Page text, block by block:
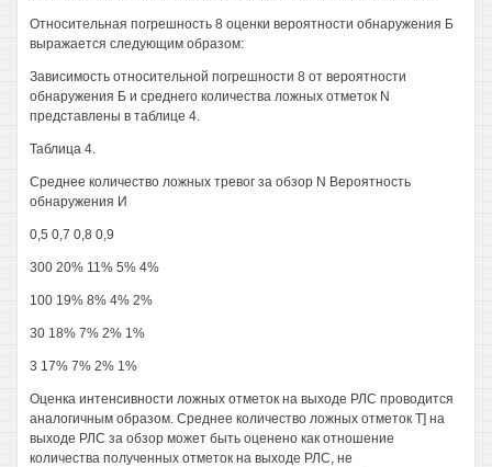
Относительная погрешность 8 оценки вероятности обнаружения Б
выражается следующим образом:
Зависимость относительной погрешности 8 от вероятности
обнаружения Б и среднего количества ложных отметок N
представлены в таблице 4.
Таблица 4.
Среднее количество ложных тревог за обзор N Вероятность
обнаружения И
0,5 0,7 0,8 0,9
300 20% 11% 5% 4%
100 19% 8% 4% 2%
30 18% 7% 2% 1%
3 17% 7% 2% 1%
Оценка интенсивности ложных отметок на выходе РЛС проводится
аналогичным образом. Среднее количество ложных отметок Т] на
выходе РЛС за обзор может быть оценено как отношение
количества полученных отметок на выходе РЛС, не